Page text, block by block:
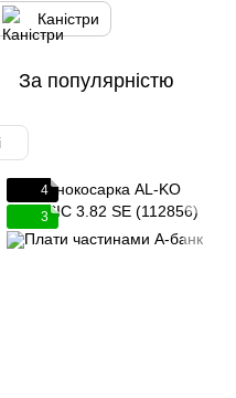
Каністри
За популярністю
4
3